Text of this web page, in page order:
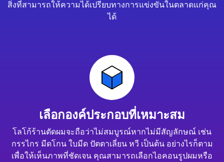
สิ่งที่สามารถให้ความได้เปรียบทางการแข่งขันในตลาดแก่คุณ
ได้
เลือกองค์ประกอบที่เหมาะสม
โลโก้ร้านตัดผมจะถือว่าไม่สมบูรณ์หากไม่มีสัญลักษณ์ เช่น
กรรไกร มีดโกน ใบมีด ปัตตาเลี่ยน หวี เป็นต้น อย่างไรก็ตาม
เพื่อให้เห็นภาพที่ชัดเจน คุณสามารถเลือกไอคอนรูปผมหรือ